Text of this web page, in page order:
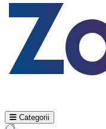
Categorii